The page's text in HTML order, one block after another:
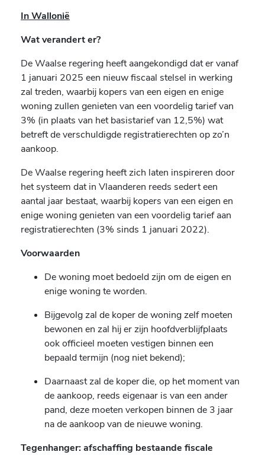
In Wallonië
Wat verandert er?
De Waalse regering heeft aangekondigd dat er vanaf
1 januari 2025 een nieuw fiscaal stelsel in werking
zal treden, waarbij kopers van een eigen en enige
woning zullen genieten van een voordelig tarief van
3% (in plaats van het basistarief van 12,5%) wat
betreft de verschuldigde registratierechten op zo’n
aankoop.
De Waalse regering heeft zich laten inspireren door
het systeem dat in Vlaanderen reeds sedert een
aantal jaar bestaat, waarbij kopers van een eigen en
enige woning genieten van een voordelig tarief aan
registratierechten (3% sinds 1 januari 2022).
Voorwaarden
De woning moet bedoeld zijn om de eigen en
enige woning te worden.
Bijgevolg zal de koper de woning zelf moeten
bewonen en zal hij er zijn hoofdverblijfplaats
ook officieel moeten vestigen binnen een
bepaald termijn (nog niet bekend);
Daarnaast zal de koper die, op het moment van
de aankoop, reeds eigenaar is van een ander
pand, deze moeten verkopen binnen de 3 jaar
na de aankoop van de nieuwe woning.
Tegenhanger: afschaffing bestaande fiscale